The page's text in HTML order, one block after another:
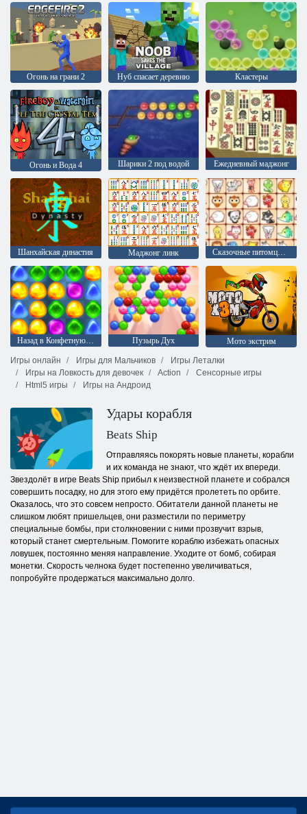
Огонь на грани 2 Нуб спасает деревню Кластеры
Огонь и Вода 4 Шарики 2 под водой Ежедневный маджонг
Шанхайская династия Маджонг линк Сказочные питомцы связь
Назад в Конфетную страну: Эпизод 1 Пузырь Дух
Мото экстрим
Игры онлайн
Игры для Мальчиков
Игры Леталки
Игры на Ловкость для девочек
Action
Сенсорные игры
Html5 игры
Игры на Андроид
Удары корабля
Beats Ship
Отправляясь покорять новые планеты, корабли
и их команда не знают, что ждёт их впереди.
Звездолёт в игре Beats Ship прибыл к неизвестной планете и собрался
совершить посадку, но для этого ему придётся пролететь по орбите.
Оказалось, что это совсем непросто. Обитатели данной планеты не
слишком любят пришельцев, они разместили по периметру
специальные бомбы, при столкновении с ними прозвучит взрыв,
который станет смертельным. Помогите кораблю избежать опасных
ловушек, постоянно меняя направление. Уходите от бомб, собирая
монетки. Скорость челнока будет постепенно увеличиваться,
попробуйте продержаться максимально долго.